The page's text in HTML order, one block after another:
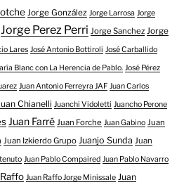
Jorge González Jorge Larrosa Jorge
Jorge Perez Perri Jorge Sanchez Jorge
Lares José Antonio Bottiroli José Carballido
Blanc con La Herencia de Pablo. José Pérez
Juan Antonio Ferreyra JAF Juan Carlos
Chianelli Juanchi Vidoletti Juancho Perone
Juan Farré Juan Forche Juan Gabino Juan
Juan Izkierdo Grupo Juanjo Sunda Juan
Juan Pablo Compaired Juan Pablo Navarro
Juan Raffo Jorge Minissale Juan